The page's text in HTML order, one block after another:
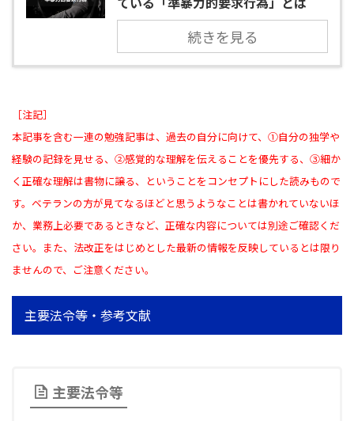
続きを見る
［注記］
本記事を含む一連の勉強記事は、過去の自分に向けて、①自分の独学や
経験の記録を見せる、②感覚的な理解を伝えることを優先する、③細か
く正確な理解は書物に譲る、ということをコンセプトにした読みもので
す。ベテランの方が見てなるほどと思うようなことは書かれていないほ
か、業務上必要であるときなど、正確な内容については別途ご確認くだ
さい。また、法改正をはじめとした最新の情報を反映しているとは限り
ませんので、ご注意ください。
主要法令等・参考文献
主要法令等